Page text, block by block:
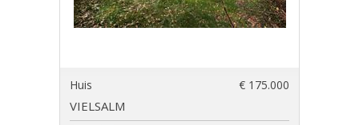
Huis € 175.000
VIELSALM